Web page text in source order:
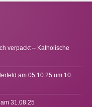
verpackt – Katholische
am 05.10.25 um 10
31.08.25